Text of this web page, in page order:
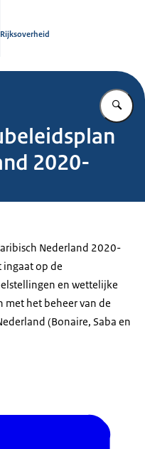
Rijksoverheid
2020-
Nederland 2020-
op de
en wettelijke
het beheer van de
(Bonaire, Saba en